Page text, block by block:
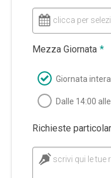
clicca per
Mezza Giornata *
Giornata intera
Dalle 14:00
Richieste
scrivi qui le tue